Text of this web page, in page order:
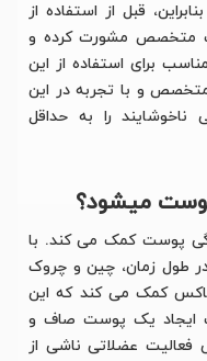
قبل از استفاده از
متخصص مشورت کرده و
برای استفاده از این
و با تجربه در این
ناخوشایند را به حداقل
میشود؟
پوست کمک می کند. با
طول زمان، چین و چروک
کمک می کند که این
ایجاد یک پوست صاف و
عضلاتی ناشی از